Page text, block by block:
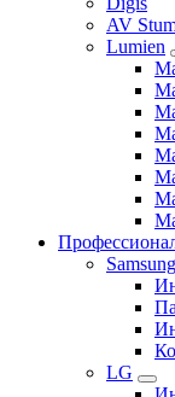
AV
Lumien
Samsung
LG